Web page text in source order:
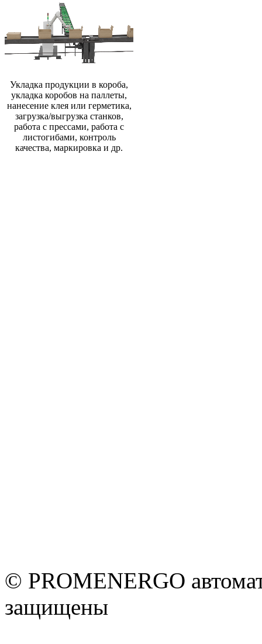
Укладка продукции в короба,
укладка коробов на паллеты,
нанесение клея или герметика,
загрузка/выгрузка станков,
работа с прессами, работа с
листогибами, контроль
качества, маркировка и др.
© PROMENERGO
защищены